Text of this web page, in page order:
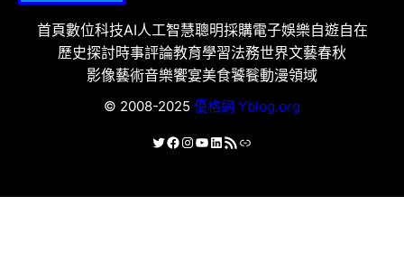
首頁數位科技AI人工智慧聰明採購電子娛樂自遊自在
歷史探討時事評論教育學習法務世界文藝春秋
影像藝術音樂饗宴美食饕餮動漫領域
© 2008-2025 優格網 Yblog.org
X Facebook
Instagram
YouTube
LinkedIn
RSS 資訊提供連結